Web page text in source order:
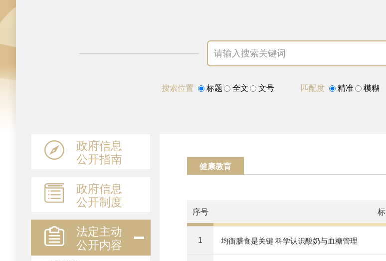
搜索位置 标题 全文 文号 匹配度 精准 模糊
政府信息
公开指南
政府信息
公开制度
法定主动
公开内容
健康教育
序号
1 均衡膳食是关键 科学认识酸奶与血糖管理